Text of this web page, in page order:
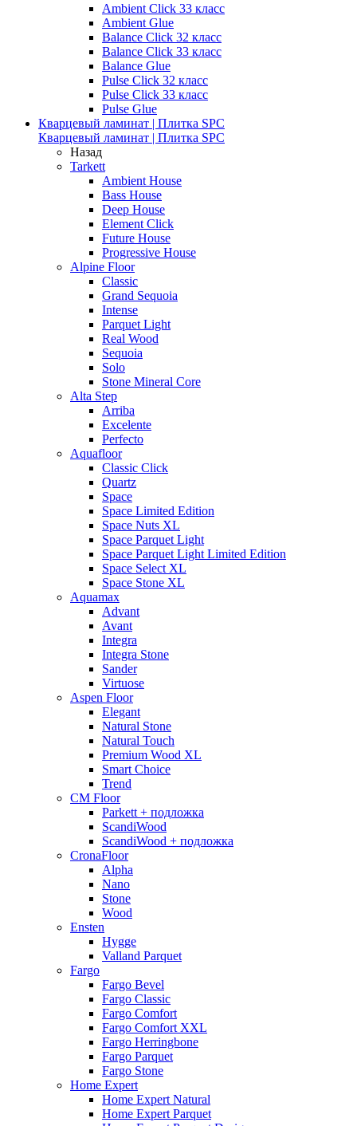
Ambient Click 33 класс
Ambient Glue
Balance Click 32 класс
Balance Click 33 класс
Balance Glue
Pulse Click 32 класс
Pulse Click 33 класс
Pulse Glue
Кварцевый ламинат | Плитка SPC
Кварцевый ламинат | Плитка SPC
Назад
Tarkett
Ambient House
Bass House
Deep House
Element Click
Future House
Progressive House
Alpine Floor
Classic
Grand Sequoia
Intense
Parquet Light
Real Wood
Sequoia
Solo
Stone Mineral Core
Alta Step
Arriba
Excelente
Perfecto
Aquafloor
Classic Click
Quartz
Space
Space Limited Edition
Space Nuts XL
Space Parquet Light
Space Parquet Light Limited Edition
Space Select XL
Space Stone XL
Aquamax
Advant
Avant
Integra
Integra Stone
Sander
Virtuose
Aspen Floor
Elegant
Natural Stone
Natural Touch
Premium Wood XL
Smart Choice
Trend
CM Floor
Parkett + подложка
ScandiWood
ScandiWood + подложка
CronaFloor
Alpha
Nano
Stone
Wood
Ensten
Hygge
Valland Parquet
Fargo
Fargo Bevel
Fargo Classic
Fargo Comfort
Fargo Comfort XXL
Fargo Herringbone
Fargo Parquet
Fargo Stone
Home Expert
Home Expert Natural
Home Expert Parquet